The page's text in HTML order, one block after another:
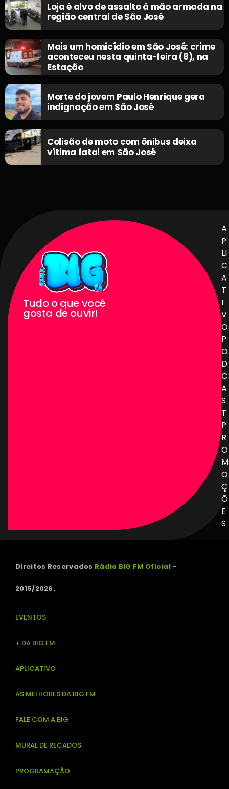
Loja é alvo de assalto à mão armada na
região central de São José
Mais um homicídio em São José: crime
aconteceu nesta quinta-feira (8), na
Estação
Morte do jovem Paulo Henrique gera
indignação em São José
Colisão de moto com ônibus deixa
vítima fatal em São José
Tudo o que você
gosta de ouvir!
A
P
LI
C
A
T
I
V
O
P
O
D
C
A
S
T
P
R
O
M
O
Ç
Õ
E
S
Direitos Reservados Rádio BIG FM Oficial -
2015/2026.
EVENTOS
+ DA BIG FM
APLICATIVO
AS MELHORES DA BIG FM
FALE COM A BIG
MURAL DE RECADOS
PROGRAMAÇÃO